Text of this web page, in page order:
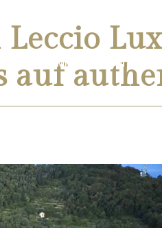
ZIMMER UND SUITEN
auf